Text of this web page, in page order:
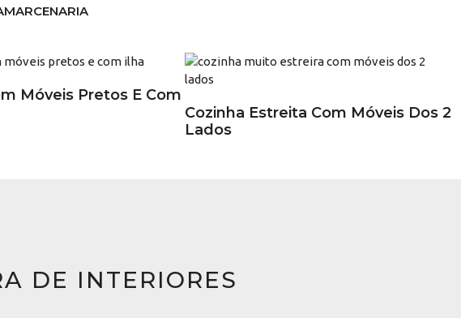
MARCENARIA
Móveis Pretos E Com
Cozinha Estreita Com Móveis Dos 2
Lados
DE INTERIORES